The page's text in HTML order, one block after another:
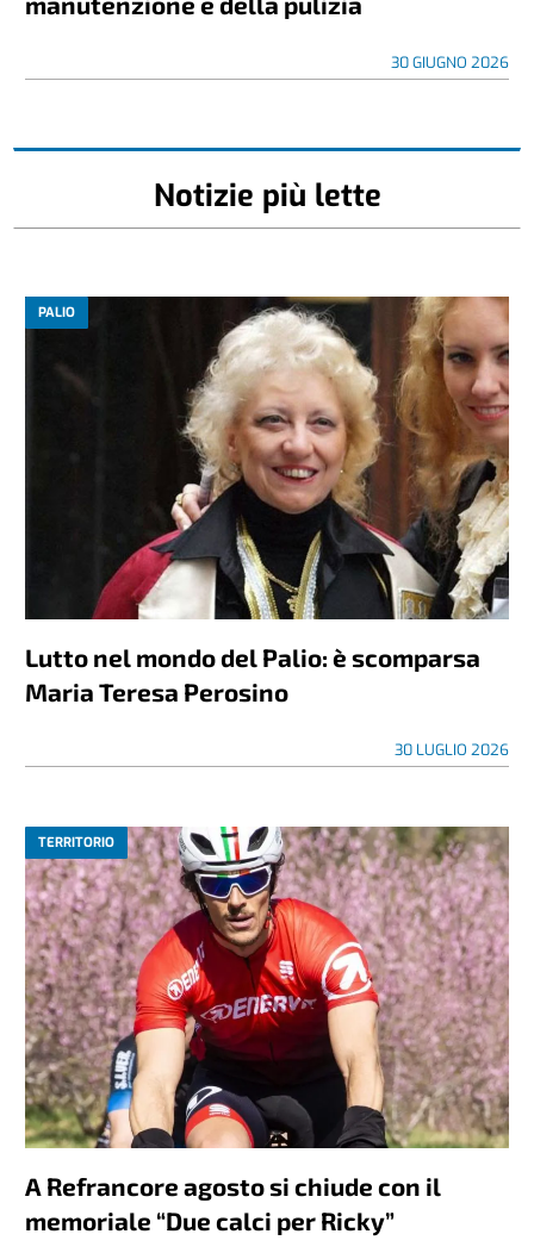
30 GIUGNO 2026
Notizie più lette
PALIO
Lutto nel mondo del Palio: è scomparsa
Maria Teresa Perosino
30 LUGLIO 2026
TERRITORIO
A Refrancore agosto si chiude con il
memoriale “Due calci per Ricky”